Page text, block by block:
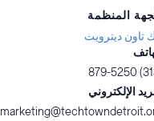
المنظمة
تاون ديترويت
الإلكتروني